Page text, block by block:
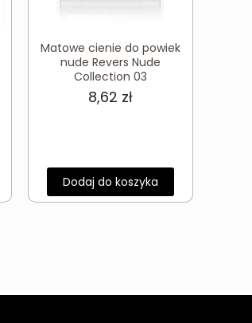
Matowe cienie do powiek
nude Revers Nude
Collection 03
8,62 zł
Dodaj do koszyka